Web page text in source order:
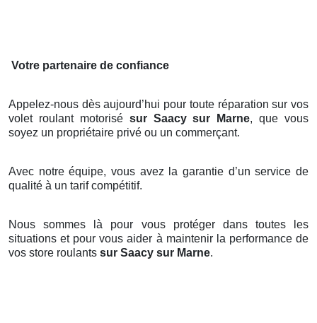
Votre partenaire de confiance
Appelez-nous dès aujourd’hui pour toute réparation sur vos
volet roulant motorisé sur Saacy sur Marne, que vous
soyez un propriétaire privé ou un commerçant.
Avec notre équipe, vous avez la garantie d’un service de
qualité à un tarif compétitif.
Nous sommes là pour vous protéger dans toutes les
situations et pour vous aider à maintenir la performance de
vos store roulants sur Saacy sur Marne.